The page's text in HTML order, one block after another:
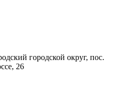
городской округ, пос.
26